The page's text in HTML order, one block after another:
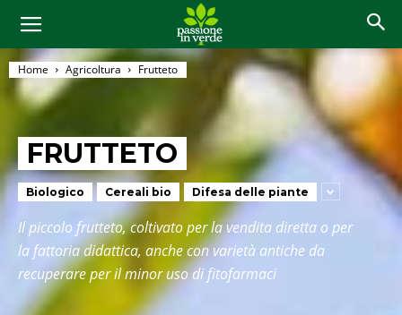
Home Agricoltura Frutteto
FRUTTETO
Biologico Cereali bio Difesa delle piante
Il piccolo frutteto, coltivato per la vendita diretta o per
la fattoria didattica, anche con varietà antiche da
recuperare per il minor uso di fitofarmaci